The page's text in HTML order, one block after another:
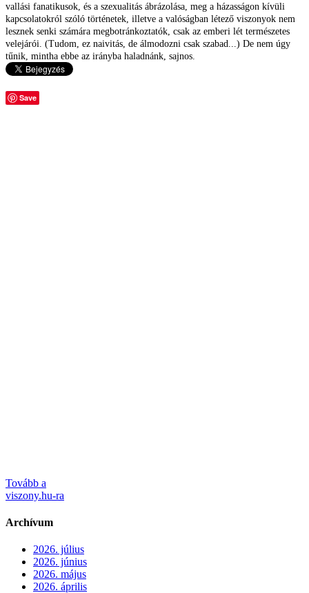
vallási fanatikusok, és a szexualitás ábrázolása, meg a házasságon kívüli
kapcsolatokról szóló történetek, illetve a valóságban létező viszonyok nem
lesznek senki számára megbotránkoztatók, csak az emberi lét természetes
velejárói. (Tudom, ez naivitás, de álmodozni csak szabad...) De nem úgy
tűnik, mintha ebbe az irányba haladnánk, sajnos.
Save
Tovább a
viszony.hu-ra
Archívum
2026. július
2026. június
2026. május
2026. április